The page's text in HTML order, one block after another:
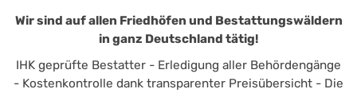
Wir sind auf allen Friedhöfen und Bestattungswäldern
in ganz Deutschland tätig!
IHK geprüfte Bestatter - Erledigung aller Behördengänge
- Kostenkontrolle dank transparenter Preisübersicht - Die